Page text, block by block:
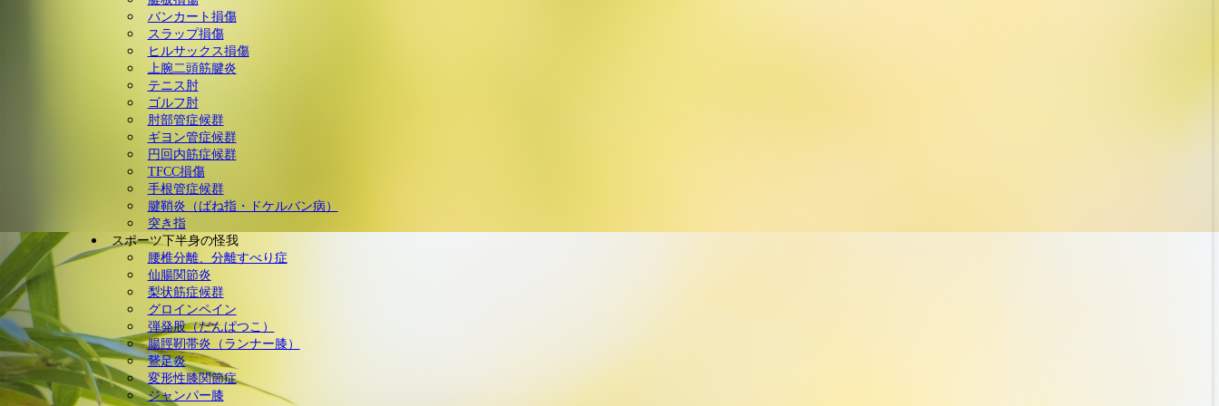
バンカート損傷
スラップ損傷
ヒルサックス損傷
上腕二頭筋腱炎
テニス肘
ゴルフ肘
肘部管症候群
ギヨン管症候群
円回内筋症候群
TFCC損傷
手根管症候群
腱鞘炎（ばね指・ドケルバン病）
突き指
スポーツ下半身の怪我
腰椎分離、分離すべり症
仙腸関節炎
梨状筋症候群
グロインペイン
弾発股（だんぱつこ）
腸脛靭帯炎（ランナー膝）
鵞足炎
変形性膝関節症
ジャンパー膝